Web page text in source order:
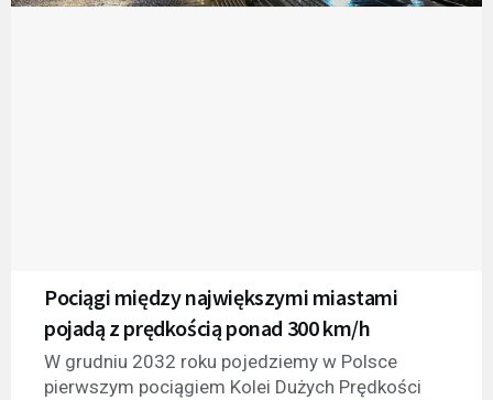
Pociągi między największymi miastami
pojadą z prędkością ponad 300 km/h
W grudniu 2032 roku pojedziemy w Polsce
pierwszym pociągiem Kolei Dużych Prędkości